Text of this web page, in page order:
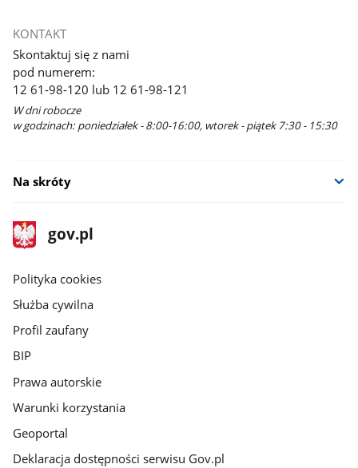
KONTAKT
Skontaktuj się z nami
pod numerem:
12 61-98-120 lub 12 61-98-121
W dni robocze
w godzinach: poniedziałek - 8:00-16:00, wtorek - piątek 7:30 - 15:30
Na skróty
stopka
gov.pl
Strona
gov.pl
gov.pl
Polityka cookies
Służba cywilna
Profil zaufany
BIP
Prawa autorskie
Warunki korzystania
Geoportal
Deklaracja dostępności serwisu Gov.pl